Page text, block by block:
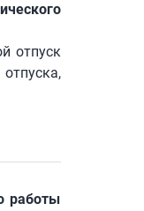
отпуск
работы